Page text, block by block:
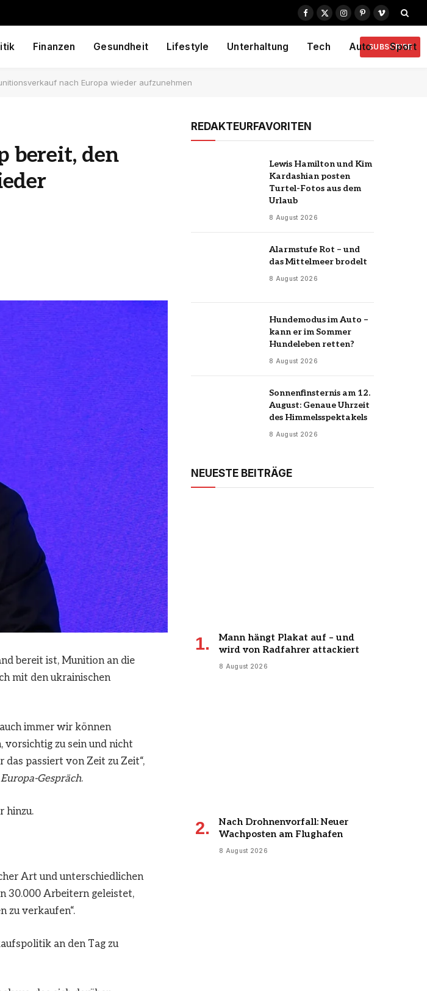
Facebook
X
Instagram
PinterestVimeo
Finanzen Gesundheit Lifestyle Unterhaltung Tech Auto Sport
SUBSCRIBE
nach Europa wieder aufzunehmen
bereit, den
bereit ist, Munition an die
mit den ukrainischen
immer wir können
vorsichtig zu sein und nicht
das passiert von Zeit zu Zeit“,
Gespräch.
hinzu.
Art und unterschiedlichen
30.000 Arbeitern geleistet,
zu verkaufen“.
an den Tag zu
REDAKTEURFAVORITEN
Lewis Hamilton und Kim
Kardashian posten
Turtel-Fotos aus dem
Urlaub
8 August 2026
Alarmstufe Rot – und
das Mittelmeer brodelt
8 August 2026
Hundemodus im Auto –
kann er im Sommer
Hundeleben retten?
8 August 2026
Sonnenfinsternis am 12.
August: Genaue Uhrzeit
des Himmelsspektakels
8 August 2026
NEUESTE BEITRÄGE
Mann hängt Plakat auf – und
wird von Radfahrer attackiert
8 August 2026
Nach Drohnenvorfall: Neuer
Wachposten am Flughafen
8 August 2026